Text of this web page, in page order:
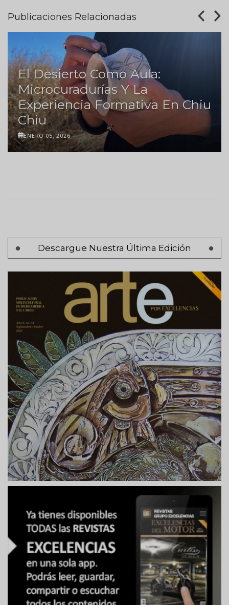
Publicaciones Relacionadas
El Desierto Como Aula:
Microcuradurías Y La
Experiencia Formativa En Chiu
Chiu
ENERO 05, 2026
Descargue Nuestra Última Edición
Paginación
página
Siguiente >